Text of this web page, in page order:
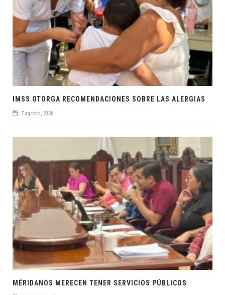
IMSS OTORGA RECOMENDACIONES SOBRE LAS ALERGIAS
7 agosto, 2026
MÉRIDANOS MERECEN TENER SERVICIOS PÚBLICOS